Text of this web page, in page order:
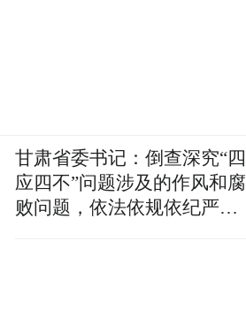
甘肃省委书记：倒查深究“四
应四不”问题涉及的作风和腐
败问题，依法依规依纪严肃